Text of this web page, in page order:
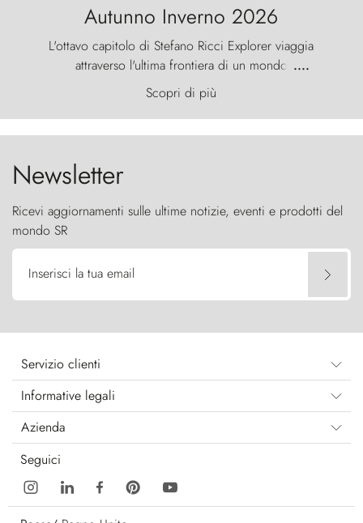
Autunno Inverno 2026
L'ottavo capitolo di Stefano Ricci Explorer viaggia
attraverso l'ultima frontiera di un mondo
primordiale, dove il vento scolpisce la natura con
furia ancestrale e le Torres del Paine sfidano il
cielo come sentinelle di pietra.
....
Scopri di più
Newsletter
Ricevi aggiornamenti sulle ultime notizie, eventi e prodotti del
mondo SR
Inserisci la tua email
Servizio clienti
Informative legali
Azienda
Seguici